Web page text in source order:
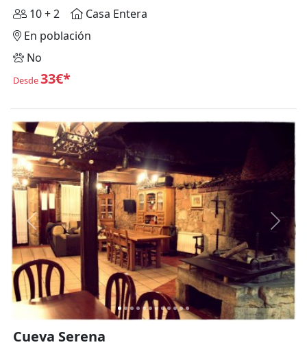
10 + 2
Casa Entera
En población
No
Desde33€*
Anterior
Cueva Serena